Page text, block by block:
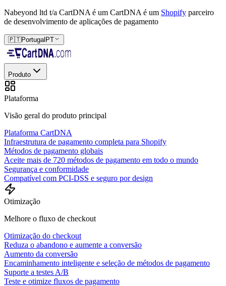
Nabeyond ltd t/a CartDNA é um CartDNA é um Shopify parceiro
de desenvolvimento de aplicações de pagamento
🇵🇹Portugal PT
Produto
Plataforma
Visão geral do produto principal
Plataforma CartDNA
Infraestrutura de pagamento completa para Shopify
Métodos de pagamento globais
Aceite mais de 720 métodos de pagamento em todo o mundo
Segurança e conformidade
Compatível com PCI-DSS e seguro por design
Otimização
Melhore o fluxo de checkout
Otimização do checkout
Reduza o abandono e aumente a conversão
Aumento da conversão
Encaminhamento inteligente e seleção de métodos de pagamento
Suporte a testes A/B
Teste e otimize fluxos de pagamento